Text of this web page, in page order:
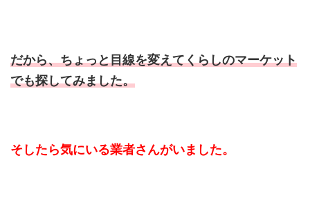
だから、ちょっと目線を変えてくらしのマーケット
でも探してみました。
そしたら気にいる業者さんがいました。